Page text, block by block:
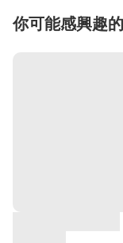
你可能感興趣